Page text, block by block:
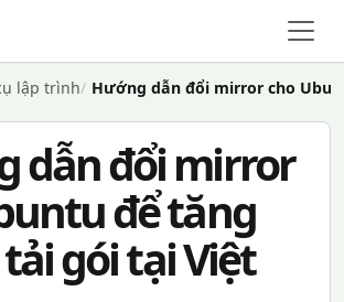
lập trình Hướng dẫn đổi mirror cho
dẫn đổi mirror
để tăng
gói tại Việt